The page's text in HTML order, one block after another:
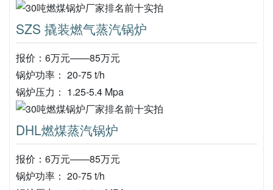
SZS 撬装燃气蒸汽锅炉
报价：6万元——85万元
锅炉功率： 20-75 t/h
锅炉压力： 1.25-5.4 Mpa
DHL燃煤蒸汽锅炉
报价：6万元——85万元
锅炉功率： 20-75 t/h